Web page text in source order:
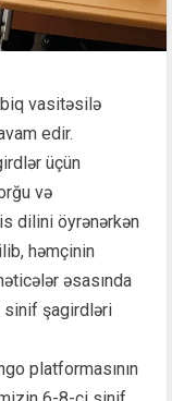
vasitəsilə
edir.
üçün
və
dilini öyrənərkən
həmçinin
əsasında
sinif şagirdləri
platformasının